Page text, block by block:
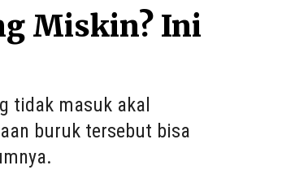
Miskin? Ini
tidak masuk akal
buruk tersebut bisa